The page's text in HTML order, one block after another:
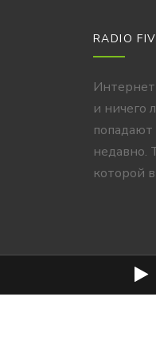
RADIO
и ничего
недавно.
которой